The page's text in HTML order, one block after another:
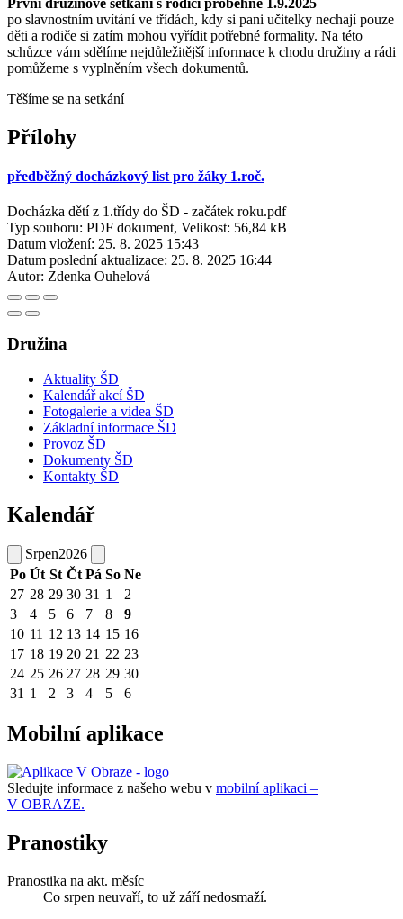
po slavnostním uvítání ve třídách, kdy si pani učitelky nechají pouze
děti a rodiče si zatím mohou vyřídit potřebné formality. Na této
schůzce vám sdělíme nejdůležitější informace k chodu družiny a rádi
pomůžeme s vyplněním všech dokumentů.
Těšíme se na setkání
Přílohy
předběžný docházkový list pro žáky 1.roč.
Docházka dětí z 1.třídy do ŠD - začátek roku.pdf
Typ souboru: PDF dokument, Velikost: 56,84 kB
Datum vložení: 25. 8. 2025 15:43
Datum poslední aktualizace: 25. 8. 2025 16:44
Autor: Zdenka Ouhelová
Družina
Aktuality ŠD
Kalendář akcí ŠD
Fotogalerie a videa ŠD
Základní informace ŠD
Provoz ŠD
Dokumenty ŠD
Kontakty ŠD
Kalendář
Srpen2026
Po Út St Čt Pá So Ne
27 28 29 30 31 1
2
3
4 5 6 7 8
9
10 11 12 13 14 15 16
17 18 19 20 21 22 23
24 25 26 27 28 29 30
31 1 2 3 4 5 6
Mobilní aplikace
Sledujte informace z našeho webu v mobilní aplikaci –
V OBRAZE.
Pranostiky
Pranostika na akt. měsíc
Co srpen neuvaří, to už září nedosmaží.